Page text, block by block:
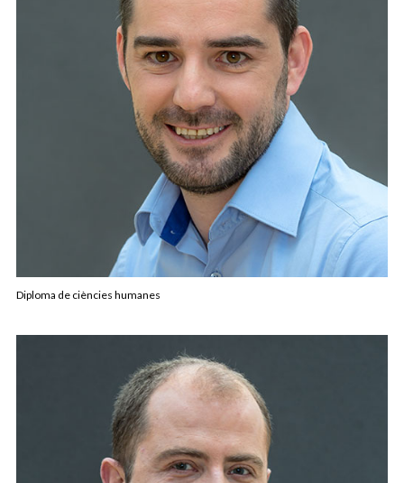
Diploma de ciències humanes